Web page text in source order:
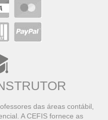
das áreas contábil,
A CEFIS fornece as